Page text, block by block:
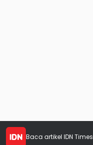
Baca artikel IDN Times